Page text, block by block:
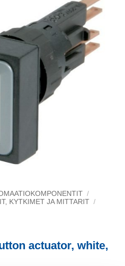
Add to
wishlist
/
KYTKIMET JA MITTARIT /
actuator, white,